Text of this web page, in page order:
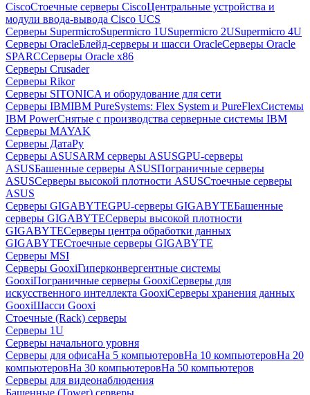
CiscoСтоечные серверы CiscoЦентральные устройства и
модули ввода-вывода Cisco UCS
Серверы SupermicroSupermicro 1USupermicro 2USupermicro 4U
Серверы OracleБлейд-серверы и шасси OracleСерверы Oracle
SPARCСерверы Oracle x86
Серверы Crusader
Серверы Rikor
Серверы SITONICA и оборудование для сети
Серверы IBMIBM PureSystems: Flex System и PureFlexСистемы
IBM PowerСнятые с производства серверные системы IBM
Серверы MAYAK
Серверы ДатаРу
Серверы ASUSARM серверы ASUSGPU-серверы
ASUSБашенные серверы ASUSПограничные серверы
ASUSСерверы высокой плотности ASUSСтоечные серверы
ASUS
Серверы GIGABYTEGPU-серверы GIGABYTEБашенные
серверы GIGABYTEСерверы высокой плотности
GIGABYTEСерверы центра обработки данных
GIGABYTEСтоечные серверы GIGABYTE
Серверы MSI
Серверы GooxiГиперконвергентные системы
GooxiПограничные серверы GooxiСерверы для
искусственного интеллекта GooxiСерверы хранения данных
GooxiШасси Gooxi
Стоечные (Rack) серверы
Серверы 1U
Серверы начального уровня
Серверы для офисаНа 5 компьютеровНа 10 компьютеровНа 20
компьютеровНа 30 компьютеровНа 50 компьютеров
Серверы для видеонаблюдения
Башенные (Tower) серверы